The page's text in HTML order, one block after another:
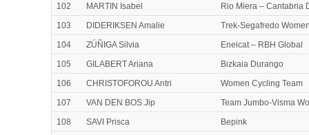
102
MARTIN Isabel
Rio Miera – Cantabria
103
DIDERIKSEN Amalie
Trek-Segafredo
104
ZÚÑIGA Silvia
Eneicat – RBH Global
105
GILABERT Ariana
Bizkaia Durango
106
CHRISTOFOROU Antri
Women Cycling Team
107
VAN DEN BOS Jip
Team Jumbo-Visma
108
SAVI Prisca
Bepink